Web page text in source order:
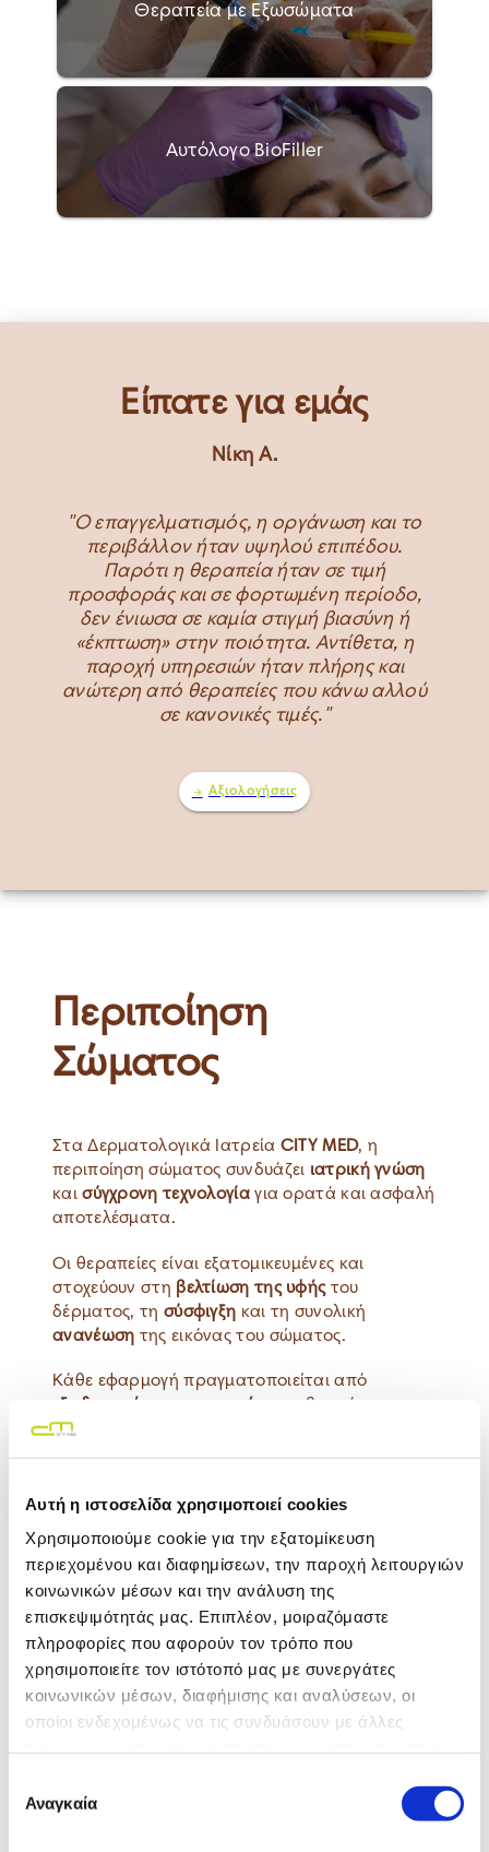
Αυτή η ιστοσελίδα χρησιμοποιεί cookies
Χρησιμοποιούμε cookie για την εξατομίκευση
περιεχομένου και διαφημίσεων, την παροχή λειτουργιών
κοινωνικών μέσων και την ανάλυση της
επισκεψιμότητάς μας. Επιπλέον, μοιραζόμαστε
πληροφορίες που αφορούν τον τρόπο που
χρησιμοποιείτε τον ιστότοπό μας με συνεργάτες
κοινωνικών μέσων, διαφήμισης και αναλύσεων, οι
οποίοι ενδεχομένως να τις συνδυάσουν με άλλες
των υπηρεσιών τους.
συγκατάθεσης
Αναγκαία
Θεραπεία με Εξωσώματα
Αυτόλογο BioFiller
Είπατε για εμάς
Νίκη Α.
"Ο επαγγελματισμός, η οργάνωση και το
περιβάλλον ήταν υψηλού επιπέδου.
Παρότι η θεραπεία ήταν σε τιμή
προσφοράς και σε φορτωμένη περίοδο,
δεν ένιωσα σε καμία στιγμή βιασύνη ή
«έκπτωση» στην ποιότητα. Αντίθετα, η
παροχή υπηρεσιών ήταν πλήρης και
ανώτερη από θεραπείες που κάνω αλλού
σε κανονικές τιμές."
Αξιολογήσεις
Αποτρίχωση Laser Alexandrite
Περιποίηση
Σώματος
Στα Δερματολογικά Ιατρεία CITY MED, η
περιποίηση σώματος συνδυάζει ιατρική γνώση
καισύγχρονη τεχνολογίαγια ορατά και ασφαλή
αποτελέσματα.
Οι θεραπείες είναι εξατομικευμένες και
στοχεύουν στη βελτίωση της υφήςτου
δέρματος, τη σύσφιγξη και τη συνολική
ανανέωση της εικόνας του σώματος.
Κάθε εφαρμογή πραγματοποιείται από
εξειδικευμένο προσωπικό
, με σεβασμό στη
φυσιολογία του σώματος.
Δείτε όλες τις θεραπείες Σώματος